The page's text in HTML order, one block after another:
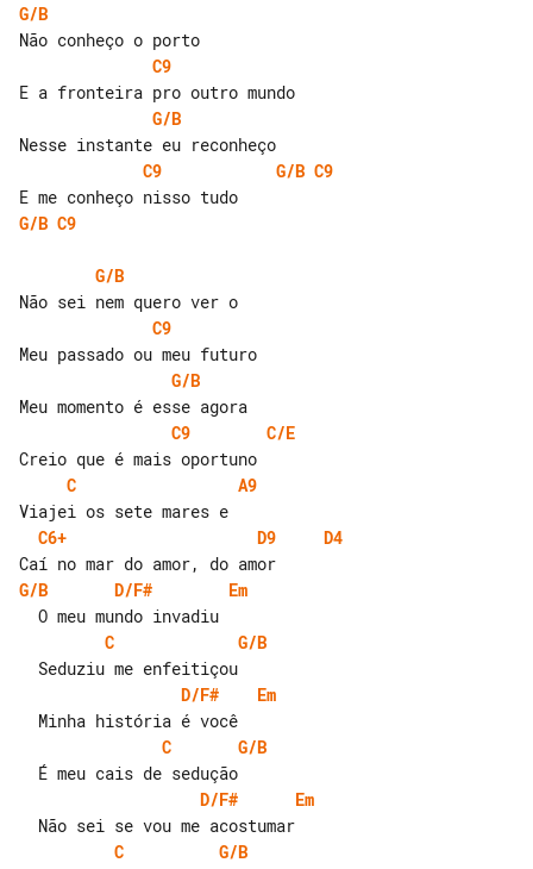
G/B
C9
G/B
C9
G/B C9
G/B C9
G/B
C9
G/B
C9
C/E
C
A9
C6+
D9
D4
G/B
D/F#
Em
C
G/B
D/F#
Em
C
G/B
D/F#
Em
C
G/B